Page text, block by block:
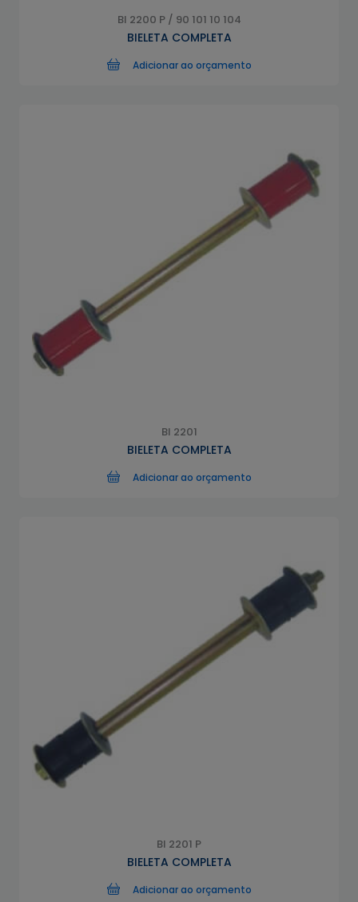
BI 2200 P / 90 101 10 104
BIELETA COMPLETA
Adicionar ao orçamento
BI 2201
BIELETA COMPLETA
Adicionar ao orçamento
BI 2201 P
BIELETA COMPLETA
Adicionar ao orçamento